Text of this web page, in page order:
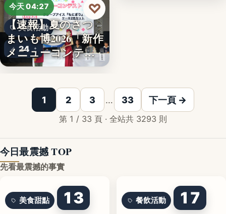
今天 04:27
美食活動
24
【速報】夏のさつ
まいも博2026「新作
メニューコンテス
ト…
♡
韓国発の人気キャ
1 2 3 … 33 下一頁 →
第 1 / 33 頁 · 全站共 3293 則
今日最震撼 TOP
先看最震撼的事實
美食甜點 13 餐飲活動 17